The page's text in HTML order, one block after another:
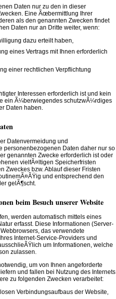
Daten nur zu den in dieser
Eine Ãœbermittlung Ihrer
als den genannten Zwecken findet
Daten nur an Dritte weiter, wenn:
dazu erteilt haben,
eines Vertrags mit Ihnen erforderlich
einer rechtlichen Verpflichtung
Interessen erforderlich ist und kein
ein Ã¼berwiegendes schutzwÃ¼rdiges
Daten haben.
Datenvermeidung und
personenbezogenen Daten daher nur so
genannten Zwecke erforderlich ist oder
vielfÃ¤ltigen Speicherfristen
Zweckes bzw. Ablauf dieser Fristen
und entsprechend den
gelÃ¶scht.
beim Besuch unserer Website
werden automatisch mittels eines
erfasst. Diese Informationen (Server-
das verwendete
Internet-Service-Providers und
um Informationen, welche
zulassen.
um von Ihnen angeforderte
und fallen bei Nutzung des Internets
zu folgenden Zwecken verarbeitet:
Verbindungsaufbaus der Website,